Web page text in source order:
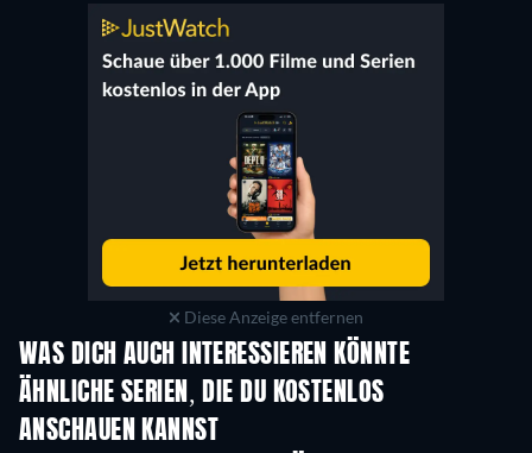
Diese Anzeige entfernen
WAS DICH AUCH INTERESSIEREN KÖNNTE
Serie
ÄHNLICHE SERIEN, DIE DU KOSTENLOS
ANSCHAUEN KANNST